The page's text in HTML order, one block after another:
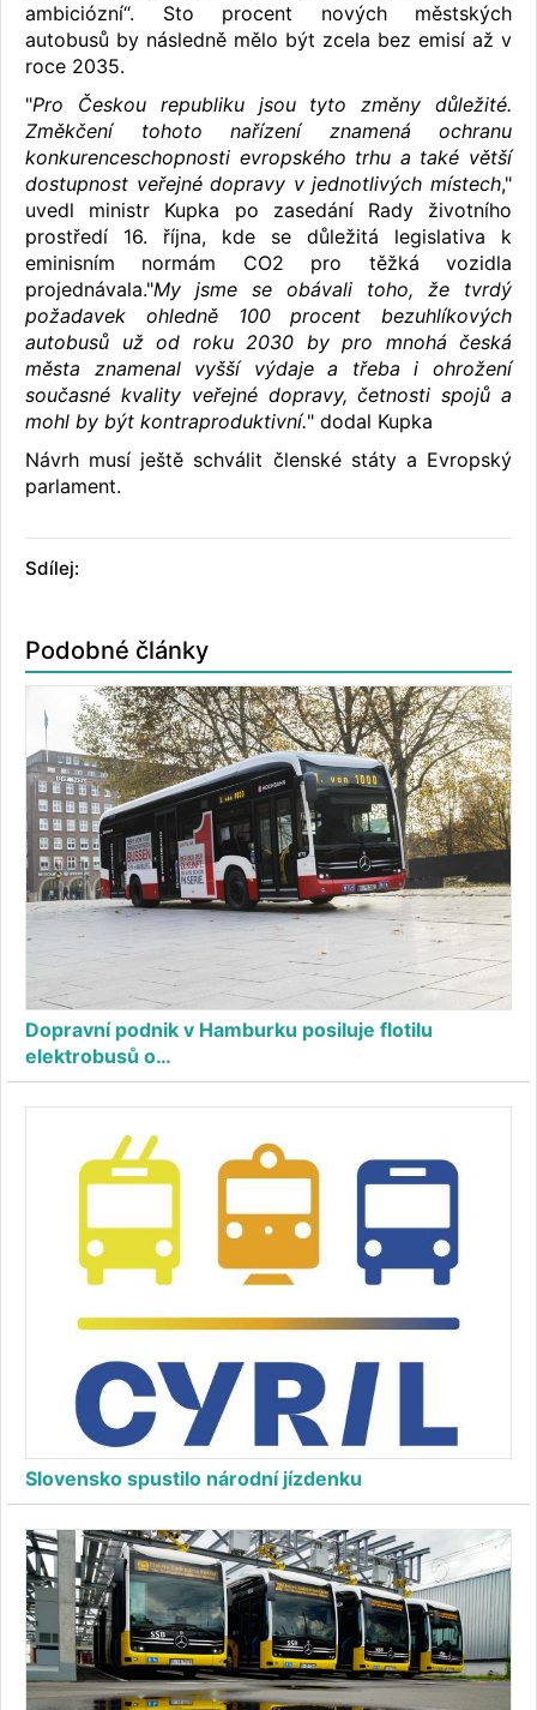
ambiciózní“. Sto procent nových městských
autobusů by následně mělo být zcela bez emisí až v
roce 2035.
"Pro Českou republiku jsou tyto změny důležité.
Změkčení tohoto nařízení znamená ochranu
konkurenceschopnosti evropského trhu a také větší
dostupnost veřejné dopravy v jednotlivých místech,"
uvedl ministr Kupka po zasedání Rady životního
prostředí 16. října, kde se důležitá legislativa k
eminisním normám CO2 pro těžká vozidla
projednávala."My jsme se obávali toho, že tvrdý
požadavek ohledně 100 procent bezuhlíkových
autobusů už od roku 2030 by pro mnohá česká
města znamenal vyšší výdaje a třeba i ohrožení
současné kvality veřejné dopravy, četnosti spojů a
mohl by být kontraproduktivní." dodal Kupka
Návrh musí ještě schválit členské státy a Evropský
parlament.
Sdílej:
Podobné články
Dopravní podnik v Hamburku posiluje flotilu
elektrobusů o…
Slovensko spustilo národní jízdenku